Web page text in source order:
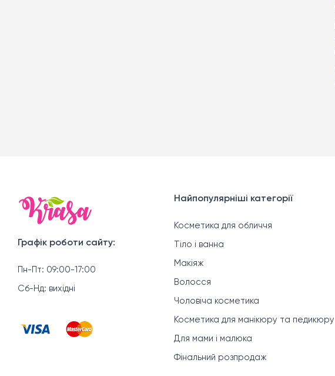
Графік роботи сайту:
Пн-Пт: 09:00-17:00
Сб-Нд: вихідні
Найпопулярніші категорії
Косметика для обличчя
Тіло і ванна
Макіяж
Волосся
Чоловіча косметика
Косметика для манікюру та педикюру
Для мами і малюка
Фінальний розпродаж